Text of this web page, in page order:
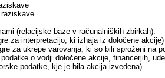
(relacijske baze v računalniških zbirkah):
za interpretacijo, ki izhaja iz določene akcije)
za ukrepe varovanja, ki so bili sproženi na
o vodji določene akcije, financerjih,
podatke, kje je bila akcija izvedena)